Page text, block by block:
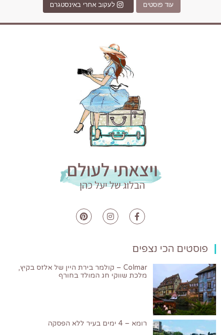
עוד פוסטים לעקוב אחרי באינסטגרם
פוסטים הכי נצפים
Colmar – קולמר בירת היין של אלזס בקיץ,
מלכת שווקי חג המולד בחורף
רומא – 4 ימים בעיר ללא הפסקה